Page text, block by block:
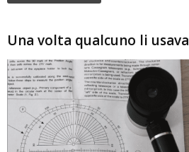
Una volta qualcuno li usava